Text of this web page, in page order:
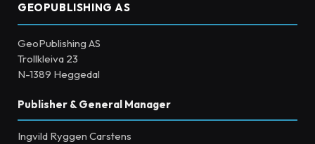
GEOPUBLISHING AS
GeoPublishing AS
Trollkleiva 23
N-1389 Heggedal
Publisher & General Manager
Ingvild Ryggen Carstens